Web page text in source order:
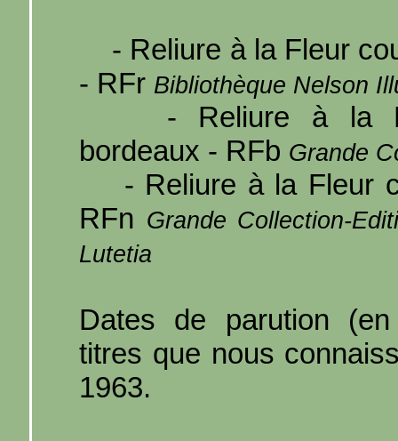
- Reliure à la Fleur
- RFr Bibliothèque Nelson
- Reliure à la
bordeaux - RFb Grande
- Reliure à la Fleur
RFn Grande Collection-
Lutetia
Dates de parution
titres que nous
1963.